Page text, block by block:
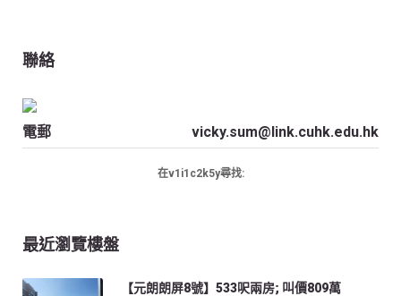
聯絡
電郵 vicky.sum@link.cuhk.edu.hk
在v1i1c2k5y尋找:
最近瀏覽樓盤
【元朗朗屏8號】533呎兩房; 叫價809萬